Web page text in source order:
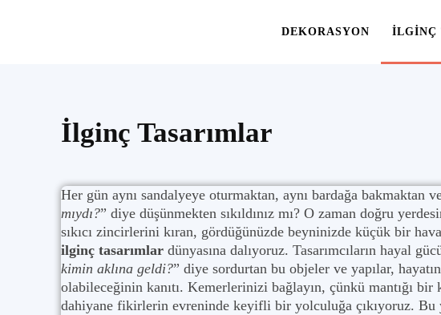
DEKORASYON İLGINÇ
İlginç Tasarımlar
Her gün aynı sandalyeye oturmaktan, aynı bardağa bakmaktan
mıydı?” diye düşünmekten sıkıldınız mı? O zaman doğru
sıkıcı zincirlerini kıran, gördüğünüzde beyninizde küçük bir
ilginç tasarımlar dünyasına dalıyoruz. Tasarımcıların hayal
kimin aklına geldi?” diye sordurtan bu objeler ve yapılar,
olabileceğinin kanıtı. Kemerlerinizi bağlayın, çünkü mantığı bir
dahiyane fikirlerin evreninde keyifli bir yolculuğa çıkıyoruz. Bu